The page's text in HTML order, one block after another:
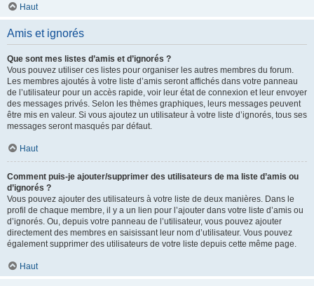
Haut
Amis et ignorés
Que sont mes listes d’amis et d’ignorés ?
Vous pouvez utiliser ces listes pour organiser les autres membres du forum.
Les membres ajoutés à votre liste d’amis seront affichés dans votre panneau
de l’utilisateur pour un accès rapide, voir leur état de connexion et leur envoyer
des messages privés. Selon les thèmes graphiques, leurs messages peuvent
être mis en valeur. Si vous ajoutez un utilisateur à votre liste d’ignorés, tous ses
messages seront masqués par défaut.
Haut
Comment puis-je ajouter/supprimer des utilisateurs de ma liste d’amis ou
d’ignorés ?
Vous pouvez ajouter des utilisateurs à votre liste de deux manières. Dans le
profil de chaque membre, il y a un lien pour l’ajouter dans votre liste d’amis ou
d’ignorés. Ou, depuis votre panneau de l’utilisateur, vous pouvez ajouter
directement des membres en saisissant leur nom d’utilisateur. Vous pouvez
également supprimer des utilisateurs de votre liste depuis cette même page.
Haut